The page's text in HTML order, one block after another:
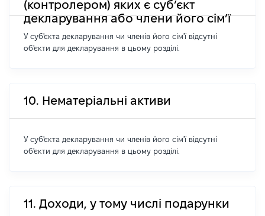
(контролером) яких є суб’єкт
декларування або члени його сім’ї
У суб'єкта декларування чи членів його сім'ї відсутні
об'єкти для декларування в цьому розділі.
10. Нематеріальні активи
У суб'єкта декларування чи членів його сім'ї відсутні
об'єкти для декларування в цьому розділі.
11. Доходи, у тому числі подарунки